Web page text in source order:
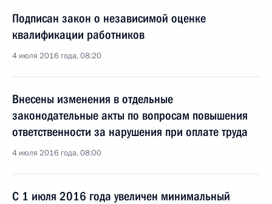
Подписан закон о независимой оценке
квалификации работников
4 июля 2016 года, 08:20
Внесены изменения в отдельные
законодательные акты по вопросам повышения
ответственности за нарушения при оплате труда
4 июля 2016 года, 08:00
C 1 июля 2016 года увеличен минимальный